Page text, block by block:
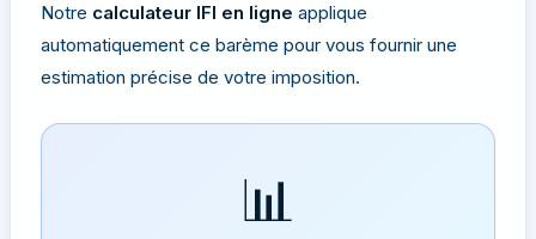
Notre calculateur IFI en ligne applique
automatiquement ce barème pour vous fournir une
estimation précise de votre imposition.
📊